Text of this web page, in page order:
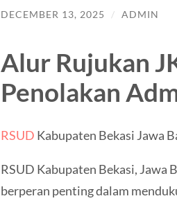
DECEMBER 13, 2025 / ADMIN
Alur Rujukan
Penolakan
RSUD Kabupaten Bekasi Jawa
RSUD Kabupaten Bekasi, Jawa
berperan penting dalam